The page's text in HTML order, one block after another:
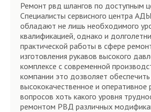
Ремонт рвд шлангов по доступным
Специалисты сервисного центра
обладают не лишь необходимого
квалификацией, однако и
практической работы в сфере
изготовления рукавов высокого
комплексе с современной
компании это дозволяет обеспечить
высококачественное и оперативное
вопросов хоть какого уровня
ремонтом РВД различных